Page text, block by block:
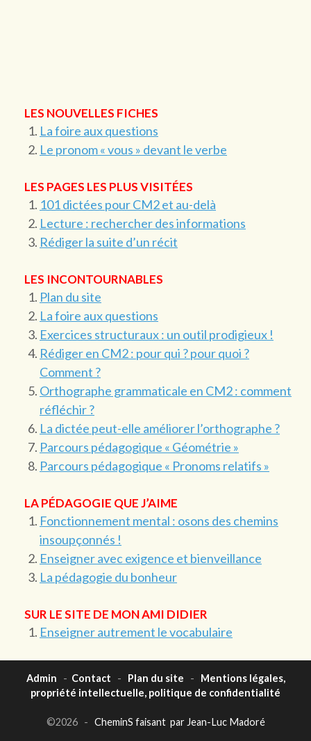
LES NOUVELLES FICHES
La foire aux questions
Le pronom « vous » devant le verbe
LES PAGES LES PLUS VISITÉES
101 dictées pour CM2 et au-delà
Lecture : rechercher des informations
Rédiger la suite d’un récit
LES INCONTOURNABLES
Plan du site
La foire aux questions
Exercices structuraux : un outil prodigieux !
Rédiger en CM2 : pour qui ? pour quoi ?
Comment ?
Orthographe grammaticale en CM2 : comment
réfléchir ?
La dictée peut-elle améliorer l’orthographe ?
Parcours pédagogique « Géométrie »
Parcours pédagogique « Pronoms relatifs »
LA PÉDAGOGIE QUE J’AIME
Fonctionnement mental : osons des chemins
insoupçonnés !
Enseigner avec exigence et bienveillance
La pédagogie du bonheur
SUR LE SITE DE MON AMI DIDIER
Enseigner autrement le vocabulaire
Admin - Contact - Plan du site -
Mentions légales,
propriété intellectuelle, politique de confidentialité
©2026 - CheminS faisant par Jean-Luc Madoré